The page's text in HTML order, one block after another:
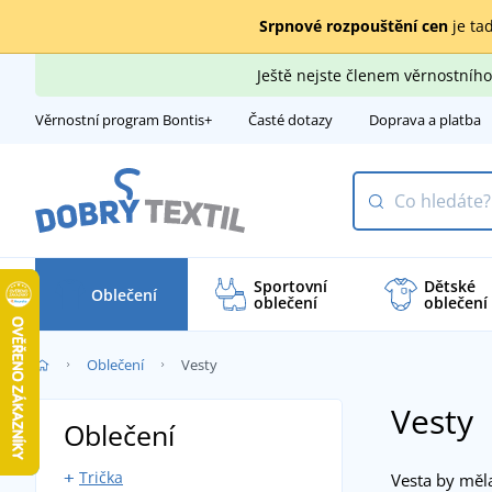
Srpnové rozpouštění cenje
Ještě nejste členem
Věrnostní program Bontis+ Časté dotazy Doprava a platba
Oblečení Sportovní
oblečení
Dětské
oblečení
Oblečení Vesty
Vesty
Vesta by
Oblečení
Trička